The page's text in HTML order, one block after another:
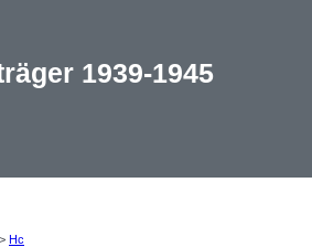
1939-1945
> Hc